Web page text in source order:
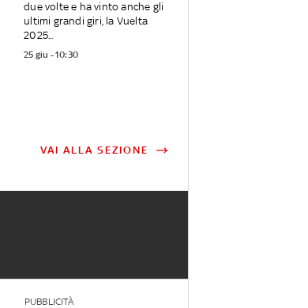
due volte e ha vinto anche gli
ultimi grandi giri, la Vuelta
2025...
25 giu - 10:30
VAI ALLA SEZIONE
PUBBLICITÀ